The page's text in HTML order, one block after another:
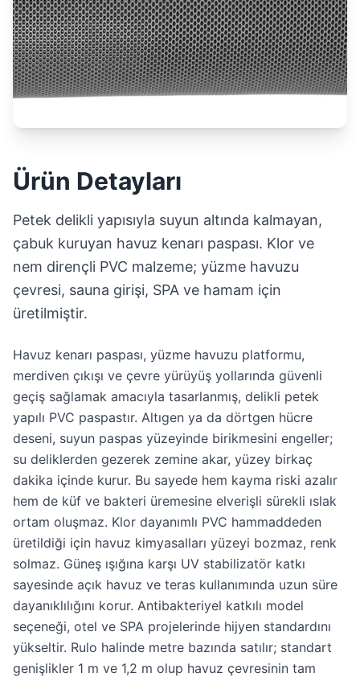
Ürün Detayları
Petek delikli yapısıyla suyun altında kalmayan,
çabuk kuruyan havuz kenarı paspası. Klor ve
nem dirençli PVC malzeme; yüzme havuzu
çevresi, sauna girişi, SPA ve hamam için
üretilmiştir.
Havuz kenarı paspası, yüzme havuzu platformu,
merdiven çıkışı ve çevre yürüyüş yollarında güvenli
geçiş sağlamak amacıyla tasarlanmış, delikli petek
yapılı PVC paspastır. Altıgen ya da dörtgen hücre
deseni, suyun paspas yüzeyinde birikmesini engeller;
su deliklerden gezerek zemine akar, yüzey birkaç
dakika içinde kurur. Bu sayede hem kayma riski azalır
hem de küf ve bakteri üremesine elverişli sürekli ıslak
ortam oluşmaz. Klor dayanımlı PVC hammaddeden
üretildiği için havuz kimyasalları yüzeyi bozmaz, renk
solmaz. Güneş ışığına karşı UV stabilizatör katkı
sayesinde açık havuz ve teras kullanımında uzun süre
dayanıklılığını korur. Antibakteriyel katkılı model
seçeneği, otel ve SPA projelerinde hijyen standardını
yükseltir. Rulo halinde metre bazında satılır; standart
genişlikler 1 m ve 1,2 m olup havuz çevresinin tam